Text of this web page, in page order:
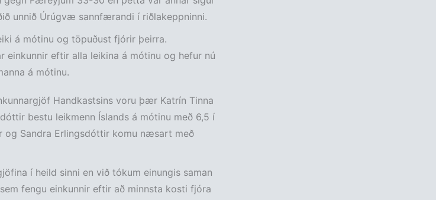
unnið Úrúgvæ sannfærandi í riðlakeppninni.
á mótinu og töpuðust fjórir þeirra.
einkunnir eftir alla leikina á mótinu og hefur nú
á mótinu.
Handkastsins voru þær Katrín Tinna
bestu leikmenn Íslands á mótinu með 6,5 í
og Sandra Erlingsdóttir komu næsart með
í heild sinni en við tókum einungis saman
fengu einkunnir eftir að minnsta kosti fjóra